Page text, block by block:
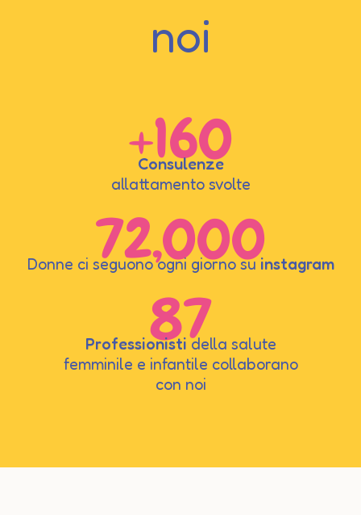
noi
+160
Consulenze
allattamento svolte
72,000
Donne ci seguono ogni giorno su instagram
87
Professionisti della salute
femminile e infantile collaborano
con noi